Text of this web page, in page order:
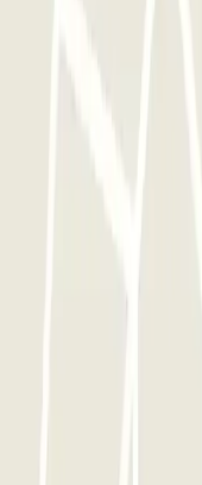
et sortir du
l'ensemble du
sur